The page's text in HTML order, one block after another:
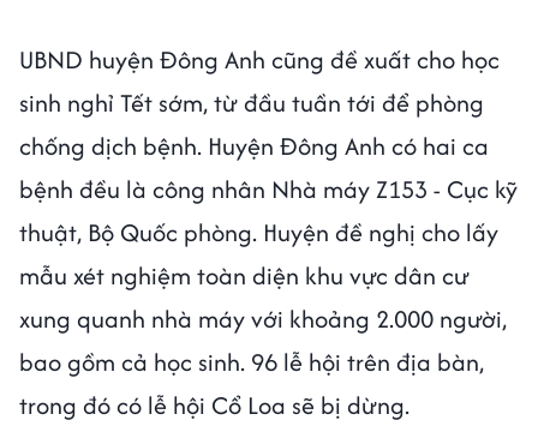
UBND huyện Đông Anh cũng đề xuất cho học
sinh nghỉ Tết sớm, từ đầu tuần tới để phòng
chống dịch bệnh. Huyện Đông Anh có hai ca
bệnh đều là công nhân Nhà máy Z153 - Cục kỹ
thuật, Bộ Quốc phòng. Huyện đề nghị cho lấy
mẫu xét nghiệm toàn diện khu vực dân cư
xung quanh nhà máy với khoảng 2.000 người,
bao gồm cả học sinh. 96 lễ hội trên địa bàn,
trong đó có lễ hội Cổ Loa sẽ bị dừng.